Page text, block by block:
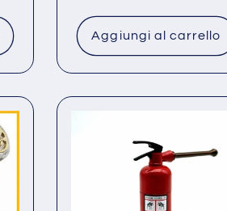
listino
Aggiungi al carrello